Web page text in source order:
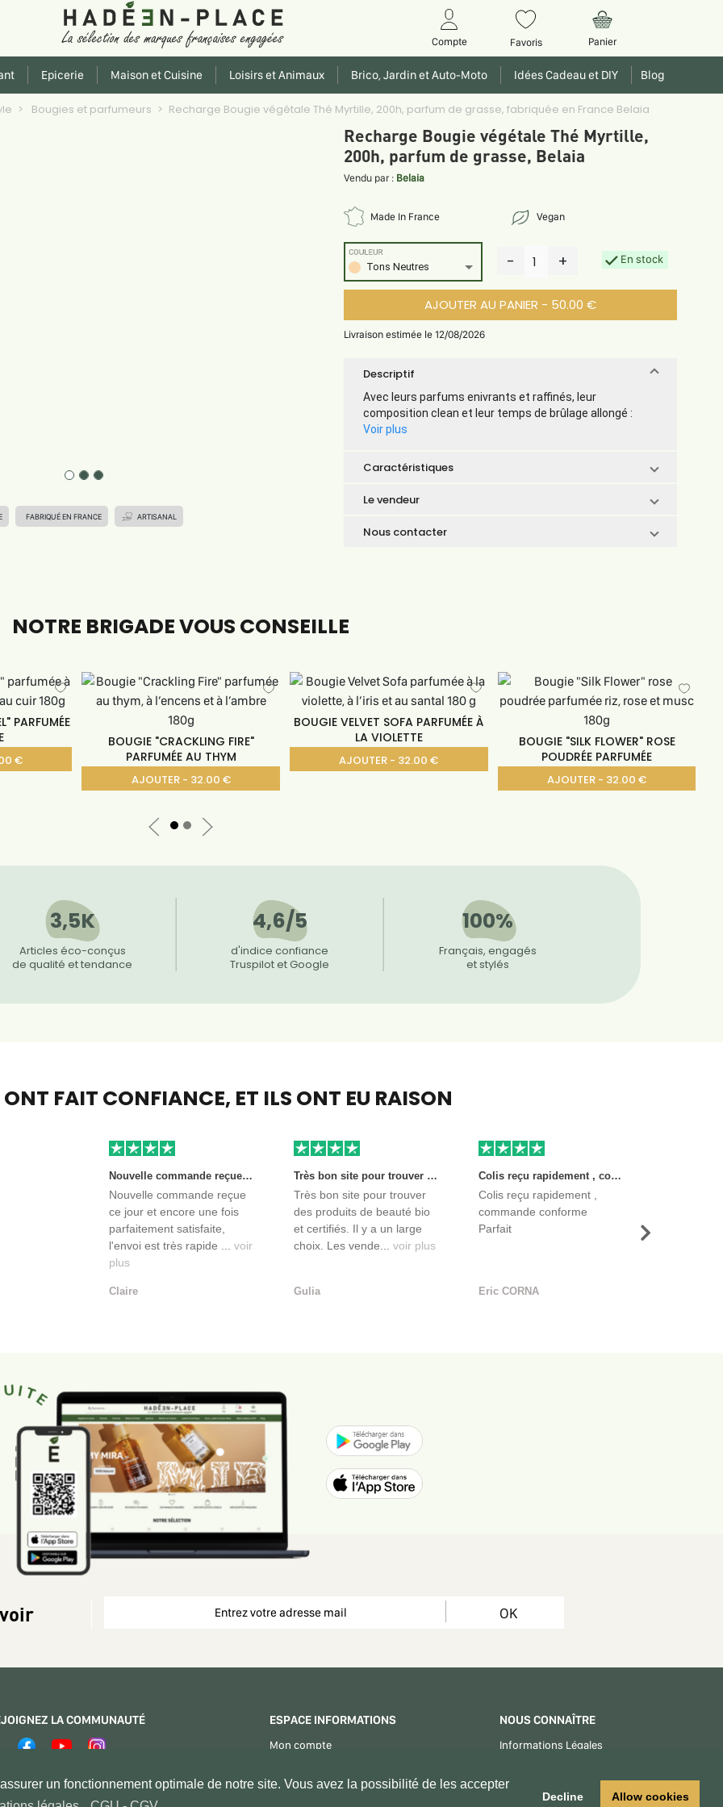
un fonctionnement optimale de notre site. Vous avez la possibilité de les accepter
Decline Allow cookies
Compte Favoris Panier
Epicerie Maison et Cuisine Loisirs et Animaux Brico, Jardin et Auto-Moto Idées Cadeau et DIY Blog
Bougies et parfumeurs Recharge Bougie végétale Thé Myrtille, 200h, parfum de grasse, fabriquée en France Belaia
FABRIQUÉ EN FRANCE ARTISANAL
Recharge Bougie végétale Thé Myrtille,
200h, parfum de grasse, Belaia
Vendu par : Belaia
Made In France Vegan
Tons Neutres
COULEUR - 1 + En stock
AJOUTER AU PANIER - 50.00 €
Livraison estimée le 12/08/2026
Descriptif
Avec leurs parfums enivrants et raffinés, leur
composition clean et leur temps de brûlage allongé :
Voir plus
Caractéristiques
Le vendeur
Nous contacter
NOTRE BRIGADE VOUS CONSEILLE
PARFUMÉE
€
BOUGIE "CRACKLING FIRE"
PARFUMÉE AU THYM
AJOUTER - 32.00 €
BOUGIE VELVET SOFA PARFUMÉE À
LA VIOLETTE
AJOUTER - 32.00 €
BOUGIE "SILK FLOWER" ROSE
POUDRÉE PARFUMÉE
AJOUTER - 32.00 €
3,5K
Articles éco-conçus
de qualité et tendance
4,6/5
d'indice confiance
Truspilot et Google
100%
Français, engagés
et stylés
ONT FAIT CONFIANCE, ET ILS ONT EU RAISON
Nouvelle commande reçue ce jour et encore une fois parfaitement satisfaite, l'envoi est très rapide et les produits sont toujours conditionnés de manière personnalisés. L'avantage de commander auprès de créateurs indépendants.
Nouvelle commande reçue
ce jour et encore une fois
parfaitement satisfaite,
l'envoi est très rapide ... voir
plus
Claire
Très bon site pour trouver des produits de beauté bio et certifiés. Il y a un large choix. Les vendeurs sont des entreprises françaises qui propose aussi des produits de qualité et moins chers que ce qu’on peut trouver dans des magasins.
Très bon site pour trouver
des produits de beauté bio
et certifiés. Il y a un large
choix. Les vende... voir plus
Gulia
Colis reçu rapidement , commande conforme Parfait
Colis reçu rapidement ,
commande conforme
Parfait
Eric CORNA
Suivant
OK
LA COMMUNAUTÉ
PAIEMENT SÉCURISÉ
ESPACE INFORMATIONS
Mon compte
Contactez - nous
NOUS CONNAÎTRE
Informations Légales
Centre d'aide